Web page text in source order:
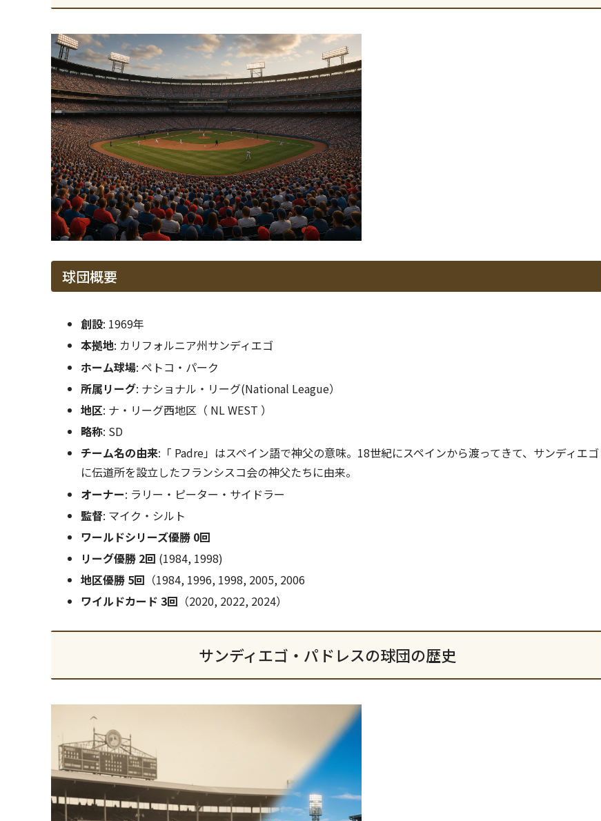
球団概要
創設: 1969年
本拠地: カリフォルニア州サンディエゴ
ホーム球場: ペトコ・パーク
所属リーグ: ナショナル・リーグ(National League）
地区: ナ・リーグ西地区（ NL WEST ）
略称: SD
チーム名の由来:「 Padre」はスペイン語で神父の意味。18世紀にスペインから渡ってきて、サンディエゴ
に伝道所を設立したフランシスコ会の神父たちに由来。
オーナー: ラリー・ピーター・サイドラー
監督: マイク・シルト
ワールドシリーズ優勝 0回
リーグ優勝 2回 (1984, 1998)
地区優勝 5回 （1984, 1996, 1998, 2005, 2006
ワイルドカード 3回 （2020, 2022, 2024）
サンディエゴ・パドレスの球団の歴史